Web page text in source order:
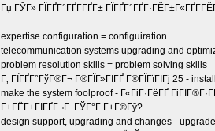
Гџ ГЎГ» ГЇГҐГ°ГҐГ­ГҐГ±
expertise configuration = configuiration
telecommunication systems upgrading and
problem resolution skills = problem solving skills
Г‚ ГЇГҐГ°ГўГ®Г¬ Г®ГЇГ»ГІГҐ Г®ГЇГїГІГј 25 -
make the system foolproof - Г«ГіГ·ГёГҐ
Г±ГЁГ±ГІГҐГ¬Г ГЎГ°Г Г±Г®Гў?
design support, upgrading and changes -